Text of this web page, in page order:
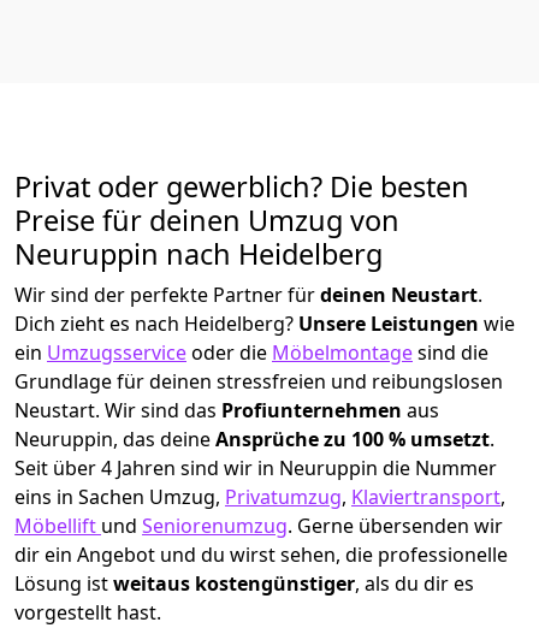
Privat oder gewerblich? Die besten
Preise für deinen Umzug von
Neuruppin nach Heidelberg
Wir sind der perfekte Partner fürdeinen Neustart.
Dich zieht es nach Heidelberg? Unsere Leistungen wie
ein Umzugsserviceoder die Möbelmontagesind die
Grundlage für deinen stressfreien und reibungslosen
Neustart. Wir sind das Profiunternehmen aus
Neuruppin, das deineAnsprüche zu 100 % umsetzt.
Seit über 4 Jahren sind wir in Neuruppin die Nummer
eins in Sachen Umzug, Privatumzug, Klaviertransport,
Möbellift und Seniorenumzug. Gerne übersenden wir
dir ein Angebot und du wirst sehen, die professionelle
Lösung istweitaus kostengünstiger, als du dir es
vorgestellt hast.